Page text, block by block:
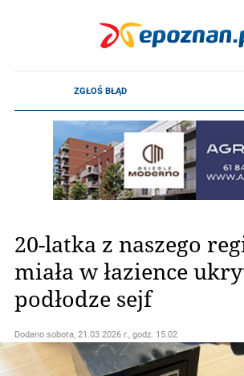
20-latka z naszego
miała w łazience
podłodze sejf
Dodano sobota, 21.03.2026 r., godz. 15.02